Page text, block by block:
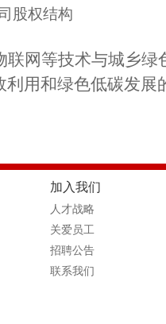
股权结构
网等技术与城乡绿
用和绿色低碳发展
加入我们
人才战略
关爱员工
招聘公告
联系我们